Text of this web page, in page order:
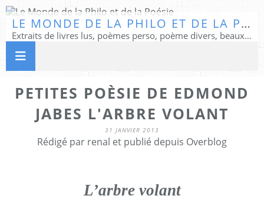
LE MONDE DE LA PHILO ET DE LA POÉSIE
Extraits de livres lus, poèmes perso, poème divers, beaux textes...
PETITES POÈSIE DE EDMOND
JABES L'ARBRE VOLANT
31 JANVIER 2013
Rédigé par renal et publié depuis Overblog
L’arbre volant